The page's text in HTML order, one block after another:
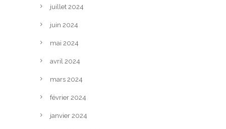
juillet 2024
juin 2024
mai 2024
avril 2024
mars 2024
février 2024
janvier 2024